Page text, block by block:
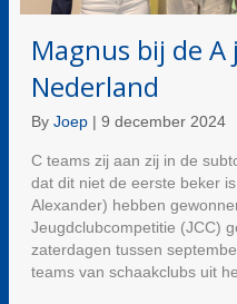
Magnus bij de
Nederland
By Joep | 9 december 2024
C teams zij aan zij in de
dat dit niet de eerste beker
Alexander) hebben
Jeugdclubcompetitie (JCC)
zaterdagen tussen
teams van schaakclubs uit